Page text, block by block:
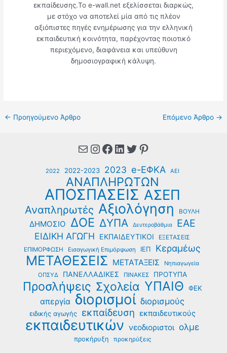
εκπαίδευσης.Το e-wall.net εξελίσσεται διαρκώς,
με στόχο να αποτελεί μία από τις πλέον
αξιόπιστες πηγές ενημέρωσης για την ελληνική
εκπαιδευτική κοινότητα, παρέχοντας ποιοτικό
περιεχόμενο, διαφάνεια και υπεύθυνη
δημοσιογραφική κάλυψη.
← Προηγούμενο Άρθρο Επόμενο Άρθρο →
MailInstagram
Facebook
Linkedin
Twitter
Pinterest
2022 2022-2023 2023 e-ΕΦΚΑ ΑΕΙ
ΑΝΑΠΛΗΡΩΤΩΝ
ΑΠΟΣΠΑΣΕΙΣ ΑΣΕΠ
Αναπληρωτές Αξιολόγηση ΒΟΥΛΗ
ΔΗΜΟΣΙΟ ΔΟΕ ΔΥΠΑ Δευτεροβάθμια ΕΑΕ
ΕΙΔΙΚΗ ΑΓΩΓΗ ΕΚΠΑΙΔΕΥΤΙΚΟΙ ΕΞΕΤΑΣΕΙΣ
ΕΠΙΜΟΡΦΩΣΗ Εισαγωγική Επιμόρφωση ΙΕΠ Κεραμέως
ΜΕΤΑΘΕΣΕΙΣ ΜΕΤΑΤΑΞΕΙΣ
Νηπιαγωγεία
ΟΠΣΥΔ
ΠΑΝΕΛΛΑΔΙΚΕΣ ΠΙΝΑΚΕΣ ΠΡΟΤΥΠΑ
Προσλήψεις Σχολεία ΥΠΑΙΘ ΦΕΚ
απεργία διορισμοί διορισμούς
ειδικής αγωγής εκπαίδευση εκπαιδευτικούς
εκπαιδευτικών νεοδιοριστοι ολμε
προκήρυξη προκηρύξεις